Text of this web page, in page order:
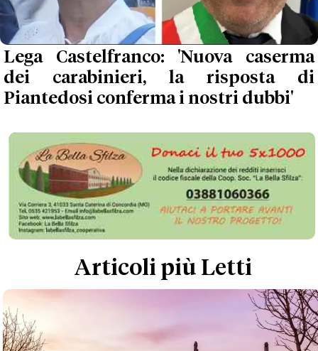
Lega Castelfranco: 'Nuova caserma
dei carabinieri, la risposta di
Piantedosi conferma i nostri dubbi'
Articoli più Letti